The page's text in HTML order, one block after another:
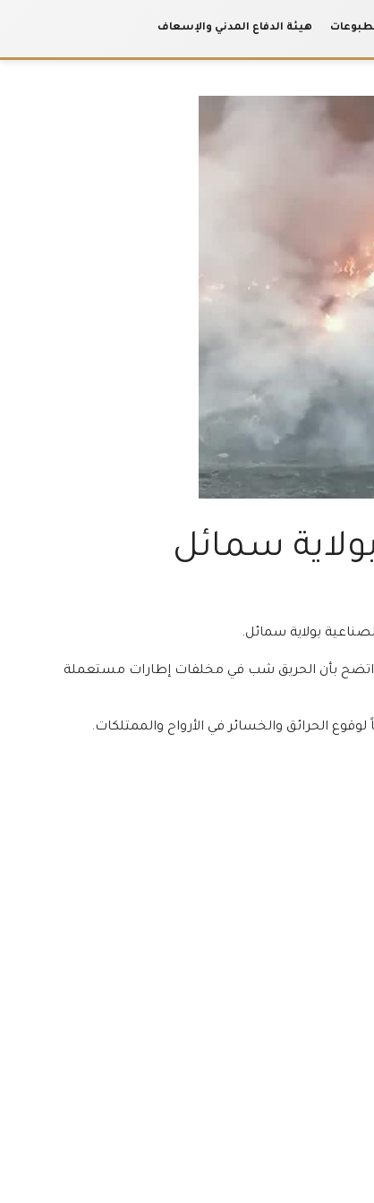
هيئة الدفاع المدني والإسعاف
سمائل
بولاية سمائل.
اتضح بأن الحريق شب في مخلفات إطارات مستعملة
الحرائق والخسائر في الأرواح والممتلكات.